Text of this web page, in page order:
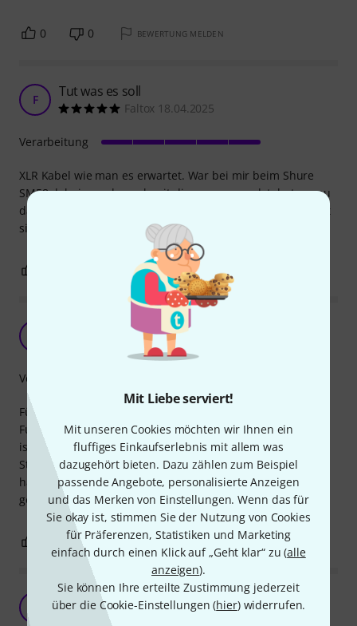
Mit Liebe serviert!
Mit unseren Cookies möchten wir Ihnen ein
fluffiges Einkaufserlebnis mit allem was
dazugehört bieten. Dazu zählen zum Beispiel
passende Angebote, personalisierte Anzeigen
und das Merken von Einstellungen. Wenn das für
Sie okay ist, stimmen Sie der Nutzung von Cookies
für Präferenzen, Statistiken und Marketing
einfach durch einen Klick auf „Geht klar“ zu (alle
anzeigen).
Sie können Ihre erteilte Zustimmung jederzeit
über die Cookie-Einstellungen (hier) widerrufen.
0 0 BEWERTUNG MELDEN
F Tut was es soll
Faltox 18.04.2025
XLR Kabel wie man es erwartet. War bei mir beim Shure
SM58 dabei, wurde auch mit diesem verwendet, hat genau
das getan was es sollte, kein Rauschen/Interferenzen, lässt
sich easy rollen, hat keine Knicke oder ähnliches.
Verarbeitung
BEWERTUNG MELDEN
Unschlagbar
StraVag Jr. 09.07.2025
Für den Preis bekommt man ein vernünftiges gu
Funktionierendes Kabel. Die einzige Kleinigkeit ist das die
isolierung nicht sonderlich dick ist. Ich hatte keine
Störungen oder der gleichen, denke aber das sie für den
häufigen Gebrauch auf der Bühne eventuell nich so gut
geeignet sind.
Verarbeitung
0 BEWERTUNG MELDEN
The Box DSP 18 mit 2x Aktiv Full Range 15 zoll
Bo van Boch 12.01.2026